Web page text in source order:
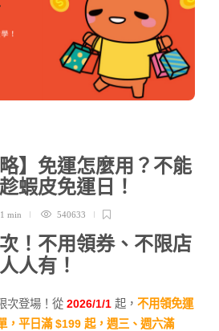
】免運怎麼用？不能
蝦皮免運日！
1 min 540633
！不用領券、不限店
人有！
次登場！從 2026/1/1 起， 不用領免運
，平日滿 $199 起，週三、週六滿